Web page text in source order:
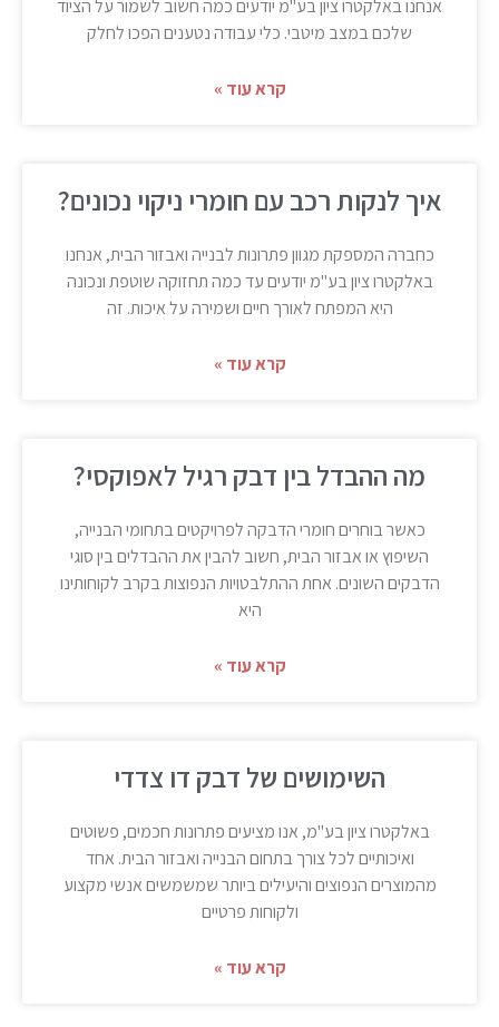
אנחנו באלקטרו ציון בע"מ יודעים כמה חשוב לשמור על הציוד
שלכם במצב מיטבי. כלי עבודה נטענים הפכו לחלק
קרא עוד »
איך לנקות רכב עם חומרי ניקוי נכונים?
כחברה המספקת מגוון פתרונות לבנייה ואבזור הבית, אנחנו
באלקטרו ציון בע"מ יודעים עד כמה תחזוקה שוטפת ונכונה
היא המפתח לאורך חיים ושמירה על איכות. זה
קרא עוד »
מה ההבדל בין דבק רגיל לאפוקסי?
כאשר בוחרים חומרי הדבקה לפרויקטים בתחומי הבנייה,
השיפוץ או אבזור הבית, חשוב להבין את ההבדלים בין סוגי
הדבקים השונים. אחת ההתלבטויות הנפוצות בקרב לקוחותינו
היא
קרא עוד »
השימושים של דבק דו צדדי
באלקטרו ציון בע"מ, אנו מציעים פתרונות חכמים, פשוטים
ואיכותיים לכל צורך בתחום הבנייה ואבזור הבית. אחד
מהמוצרים הנפוצים והיעילים ביותר שמשמשים אנשי מקצוע
ולקוחות פרטיים
קרא עוד »